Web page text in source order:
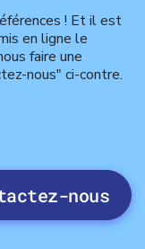
! Et il est
en ligne le
faire une
nous" ci-contre.
nous